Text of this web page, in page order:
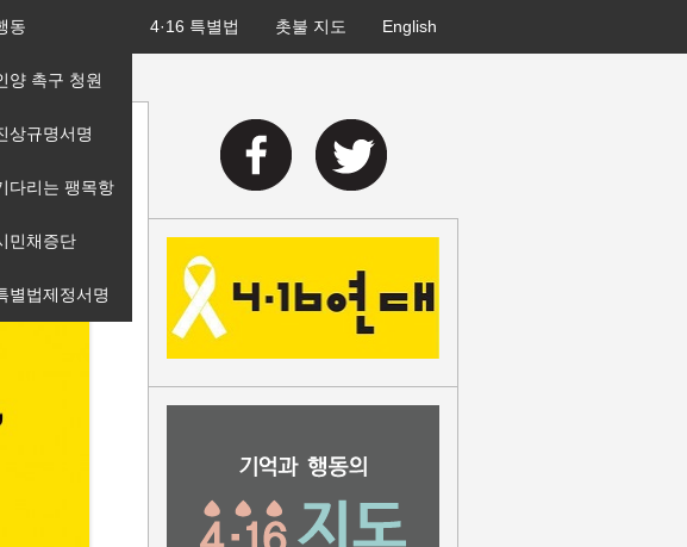
동
양 촉구 청원
상규명서명
다리는 팽목항
민채증단
별법제정서명
4·16 특별법 촛불 지도 English